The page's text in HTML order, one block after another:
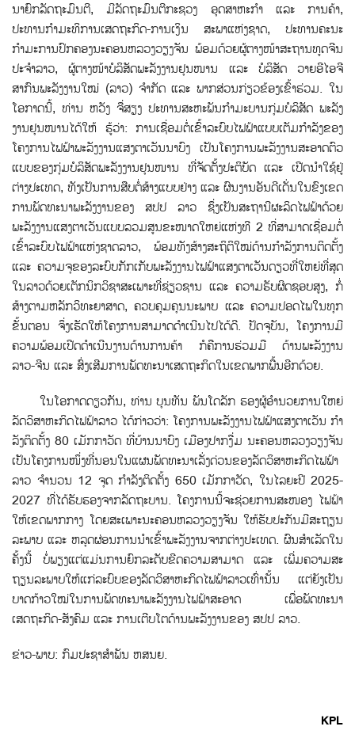
ນາຍົກລັດຖະມົນຕີ, ມີລັດຖະມົນຕີກະຊວງ ອຸດສາຫະກຳ ແລະ ການຄ້າ,
ປະທານກຳມະທິການເສດຖະກິດ-ການເງິນ ສະພາແຫ່ງຊາດ, ປະທານຄະນະ
ກຳມະການປົກຄອງນະຄອນຫລວງວຽງຈັນ ພ້ອມດ້ວຍຜູ້ຕາງໜ້າສະຖານທູດຈີນ
ປະຈໍາລາວ, ຜູ້ຕາງໜ້າບໍລິສັດພະລັງງານຢຸນໜານ ແລະ ບໍລິສັດ ວາຍອີໄອຈີ
ສາກົນພະລັງງານໃໝ່ (ລາວ) ຈໍາກັດ ແລະ ພາກສ່ວນກ່ຽວຂ້ອງເຂົ້າຮ່ວມ. ໃນ
ໂອກາດນ້ີ, ທ່ານ ຫວັງ ຈ່ືສຽງ ປະທານສະຫະພັນກຳມະບານກຸ່ມບໍລິສັດ ພະລັງ
ງານຢຸນໜານໄດ້ໃຫ້ ຮູ້ວ່າ: ການເຊື່ອມຕໍ່ເຂົ້າລະບົບໄຟຟ້າແບບເຕັມກໍາລັງຂອງ
ໂຄງການໄຟຟ້າພະລັງງານແສງຕາເວັນນາບົງ ເປັນໂຄງການພະລັງງານສະອາດຕົວ
ແບບຂອງກຸ່ມບໍລິສັດພະລັງງານຢຸນໜານ ທີ່ຈັດຕັ້ງປະຕິບັດ ແລະ ເປີດນໍາໃຊ້ຢູ່
ຕ່າງປະເທດ, ທັງເປັນການສືບຕໍ່ສ້າງແບບຢ່າງ ແລະ ຜົນງານອັນດີເດັ່ນໃນຂົງເຂດ
ການພັດທະນາພະລັງງານຂອງ ສປປ ລາວ ຊຶ່ງເປັນສະຖານີຜະລິດໄຟຟ້າດ້ວຍ
ພະລັງງານແສງຕາເວັນແບບລວມສູນຂະໜາດໃຫຍ່ແຫ່ງທີ 2 ທີ່ສາມາດເຊື່ອມຕໍ່
ເຂົ້າລະບົບໄຟຟ້າແຫ່ງຊາດລາວ, ພ້ອມທັງສ້າງສະຖິຕິໃໝ່ດ້ານກໍາລັງການຕິດຕ້ັງ
ແລະ ຄວາມຈຸຂອງລະບົບກັກເກັບພະລັງງານໄຟຟ້າແສງຕາເວັນດຽວທີ່ໃຫຍ່ທີ່ສຸດ
ໃນລາວດ້ວຍເຕັກນິກວິຊາສະເພາະທີ່ຊ່ຽວຊານ ແລະ ຄວາມຮັບຜິດຊອບສູງ, ກ່ໍ
ສ້າງຕາມຫລັກວິທະຍາສາດ, ຄວບຄຸມຄຸນນະພາບ ແລະ ຄວາມປອດໄພໃນທຸກ
ຂັ້ນຕອນ ຈຶ່ງເຮັດໃຫ້ໂຄງການສາມາດດໍາເນີນໄປໄດ້ດີ. ປັດຈຸບັນ, ໂຄງການມີ
ຄວາມພ້ອມເປີດດໍາເນີນງານດ້ານການຄ້າ ກໍຄືການຮ່ວມມື ດ້ານພະລັງງານ
ລາວ-ຈີນ ແລະ ສົ່ງເສີມການພັດທະນາເສດຖະກິດໃນເຂດພາກພື້ນອີກດ້ວຍ.
ໃນໂອກາດດຽວກັນ, ທ່ານ ບຸນທັນ ພັນໂດລັກ ຮອງຜູ້ອຳນວຍການໃຫຍ່
ລັດວິສາຫະກິດໄຟຟ້າລາວ ໄດ້ກ່າວວ່າ: ໂຄງການພະລັງງານໄຟຟ້າແສງຕາເວັນ ກໍາ
ລັງຕິດຕ້ັງ 80 ເມັກກາວັດ ທີ່ບ້ານນາບົງ ເມືອງປາກງື່ມ ນະຄອນຫລວງວຽງຈັນ
ເປັນໂຄງການໜຶ່ງທີ່ນອນໃນແຜນພັດທະນາເລັ່ງດ່ວນຂອງລັດວິສາຫະກິດໄຟຟ້າ
ລາວ ຈຳນວນ 12 ຈຸດ ກໍາລັງຕິດຕັ້ງ 650 ເມັກກາວັດ, ໃນໄລຍະປີ 2025-
2027 ທີ່ໄດ້ຮັບຮອງຈາກລັດຖະບານ. ໂຄງການນີ້ຈະຊ່ວຍການສະໜອງ ໄຟຟ້າ
ໃຫ້ເຂດພາກກາງ ໂດຍສະເພາະນະຄອນຫລວງວຽງຈັນ ໃຫ້ຮັບປະກັນມີສະຖຽນ
ລະພາບ ແລະ ຫລຸດຜ່ອນການນໍາເຂ້ົາພະລັງງານຈາກຕ່າງປະເທດ. ຜົນສໍາເລັດໃນ
ຄັ້ງນີ້ ບໍ່ພຽງແຕ່ແມ່ນການຍົກລະດັບຂີດຄວາມສາມາດ ແລະ ເພີ່ມຄວາມສະ
ຖຽນລະພາບໃຫ້ແກ່ລະບົບຂອງລັດວິສາຫະກິດໄຟຟ້າລາວເທົ່ານັ້ນ ແຕ່ຍັງເປັນ
ບາດກ້າວໃໝ່ໃນການພັດທະນາພະລັງງານໄຟຟ້າສະອາດ ເພື່ອພັດທະນາ
ເສດຖະກິດ-ສັງຄົມ ແລະ ການເຕີບໂຕດ້ານພະລັງງານຂອງ ສປປ ລາວ.
ຂ່າວ-ພາບ: ກົມປະຊາສໍາພັນ ຫສນຍ.
KPL